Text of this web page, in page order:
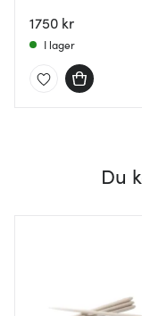
1750 kr
I lager
Du